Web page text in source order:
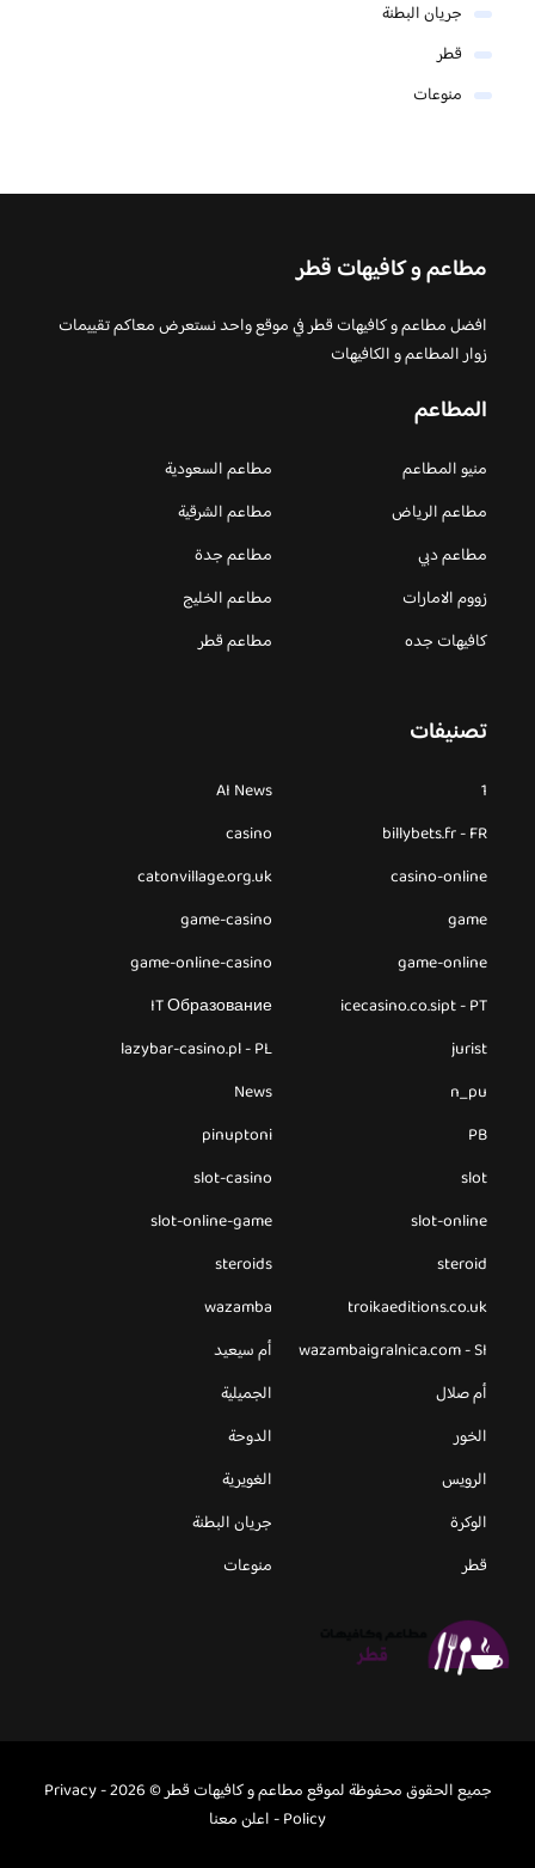
جريان البطنة
قطر
منوعات
مطاعم و كافيهات قطر
افضل مطاعم و كافيهات قطر في موقع واحد نستعرض معاكم تقييمات
زوار المطاعم و الكافيهات
المطاعم
منيو المطاعم
مطاعم السعودية
مطاعم الرياض
مطاعم الشرقية
مطاعم دبي
مطاعم جدة
زووم الامارات
مطاعم الخليج
كافيهات جده
مطاعم قطر
تصنيفات
1
AI News
billybets.fr - FR
casino
casino-online
catonvillage.org.uk
game
game-casino
game-online
game-online-casino
icecasino.co.sipt - PT
IT Образование
jurist
lazybar-casino.pl - PL
n_pu
News
PB
pinuptoni
slot
slot-casino
slot-online
slot-online-game
steroid
steroids
troikaeditions.co.uk
wazamba
wazambaigralnica.com - SI
أم سيعيد
أم صلال
الجميلية
الخور
الدوحة
الرويس
الغويرية
الوكرة
جريان البطنة
قطر
منوعات
جميع الحقوق محفوظة لموقع مطاعم و كافيهات قطر © 2026 -
Privacy
Policy
-اعلن معنا